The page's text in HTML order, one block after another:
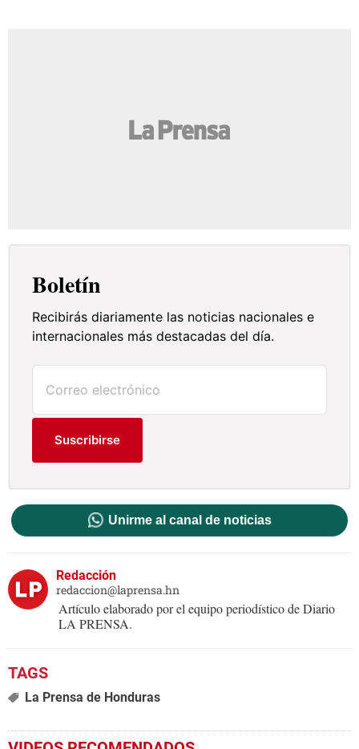
Boletín
Recibirás diariamente las noticias nacionales e
internacionales más destacadas del día.
Suscribirse
Unirme al canal de noticias
Redacción
redaccion@laprensa.hn
Artículo elaborado por el equipo periodístico de Diario
LA PRENSA.
La Prensa de Honduras